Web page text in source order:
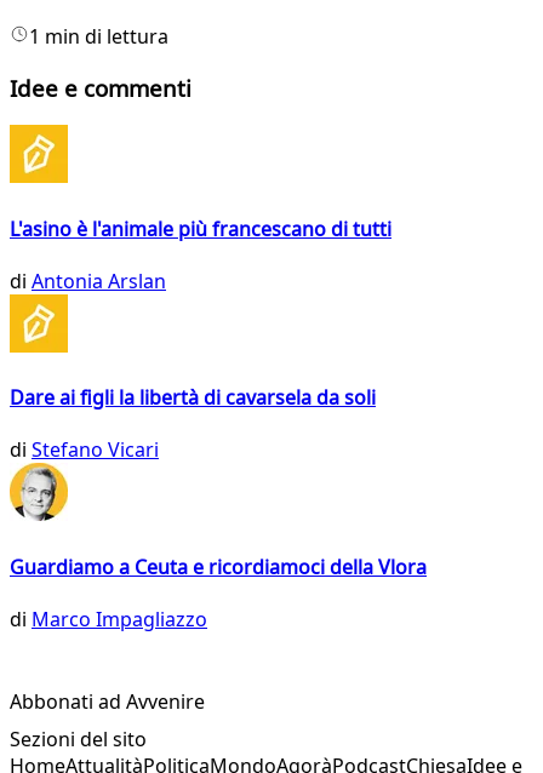
1 min di lettura
Idee e commenti
L'asino è l'animale più francescano di tutti
di Antonia Arslan
Dare ai figli la libertà di cavarsela da soli
di Stefano Vicari
Guardiamo a Ceuta e ricordiamoci della Vlora
di Marco Impagliazzo
Abbonati ad Avvenire
Sezioni del sito
HomeAttualitàPoliticaMondoAgoràPodcastChiesaIdee e